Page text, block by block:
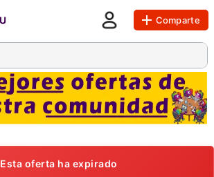
Comparte
Esta oferta ha expirado